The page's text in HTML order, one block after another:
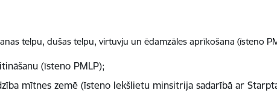
telpu, dušas telpu, virtuvju un ēdamzāles aprīkošana (īsteno
(īsteno PMLP);
mītnes zemē (īsteno Iekšlietu minsitrija sadarībā ar